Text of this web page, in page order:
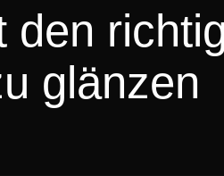
den
glänzen